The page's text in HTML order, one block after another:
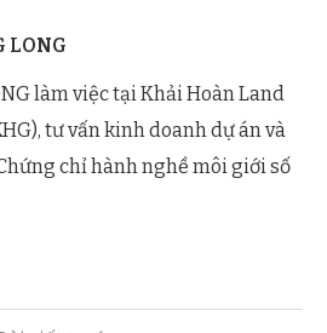
LONG
làm việc tại Khải Hoàn Land
tư vấn kinh doanh dự án và
chỉ hành nghề môi giới số